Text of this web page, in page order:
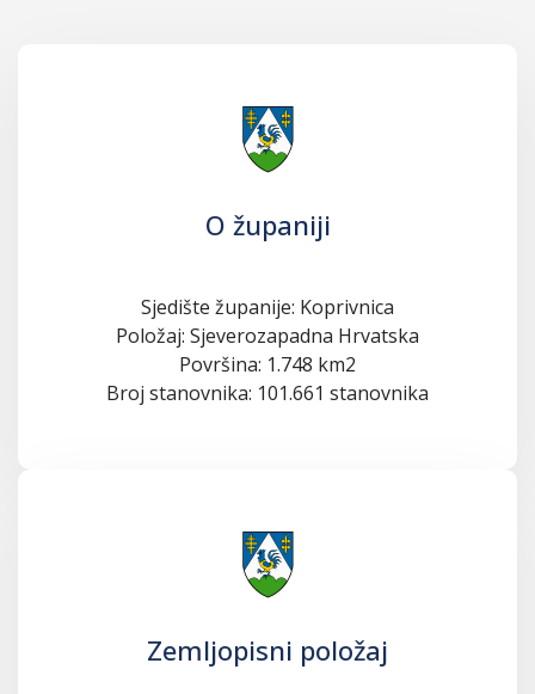
O županiji
Sjedište županije: Koprivnica
Položaj: Sjeverozapadna Hrvatska
Površina: 1.748 km2
Broj stanovnika: 101.661 stanovnika
Zemljopisni položaj